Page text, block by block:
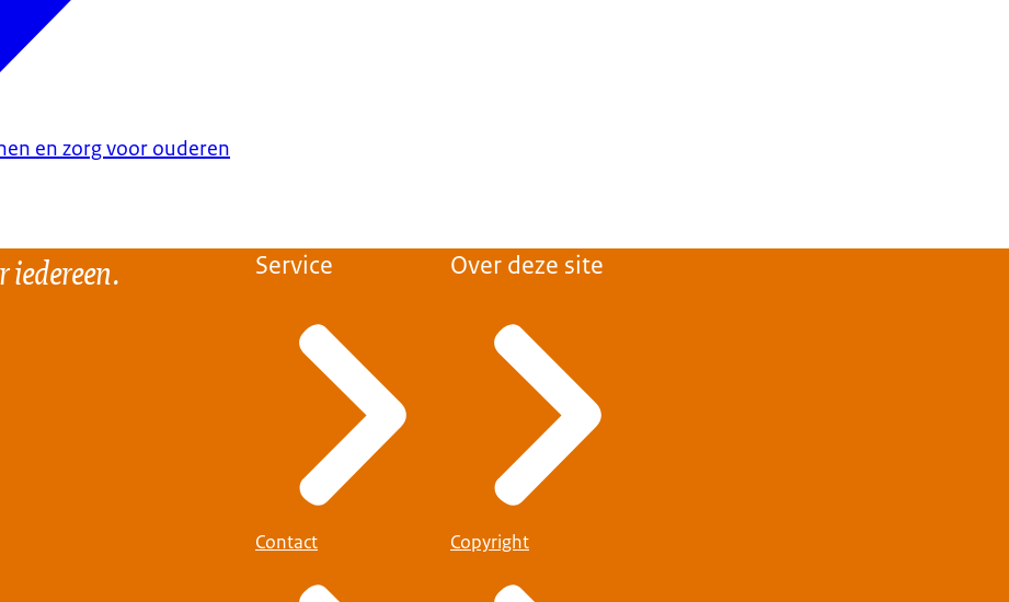
en zorg voor ouderen
Service
Contact
Over deze site
Copyright